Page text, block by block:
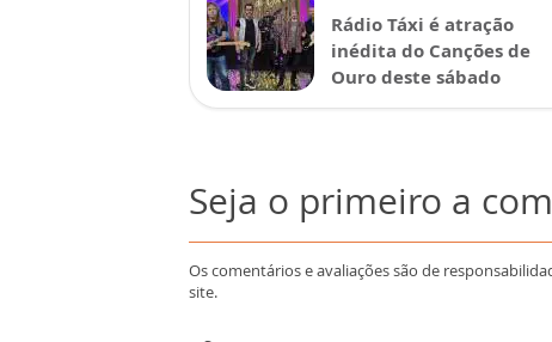
Rádio Táxi é atração
inédita do Canções de
Ouro deste sábado
Seja o primeiro a
Os comentários e avaliações são de
site.